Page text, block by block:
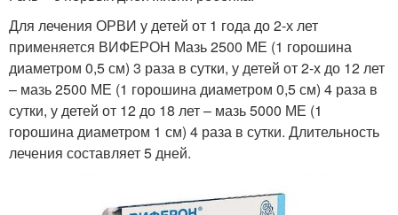
Для лечения ОРВИ у детей от 1 года до 2-х лет
применяется ВИФЕРОН Мазь 2500 МЕ (1 горошина
диаметром 0,5 см) 3 раза в сутки, у детей от 2-х до 12 лет
– мазь 2500 МЕ (1 горошина диаметром 0,5 см) 4 раза в
сутки, у детей от 12 до 18 лет – мазь 5000 МЕ (1
горошина диаметром 1 см) 4 раза в сутки. Длительность
лечения составляет 5 дней.